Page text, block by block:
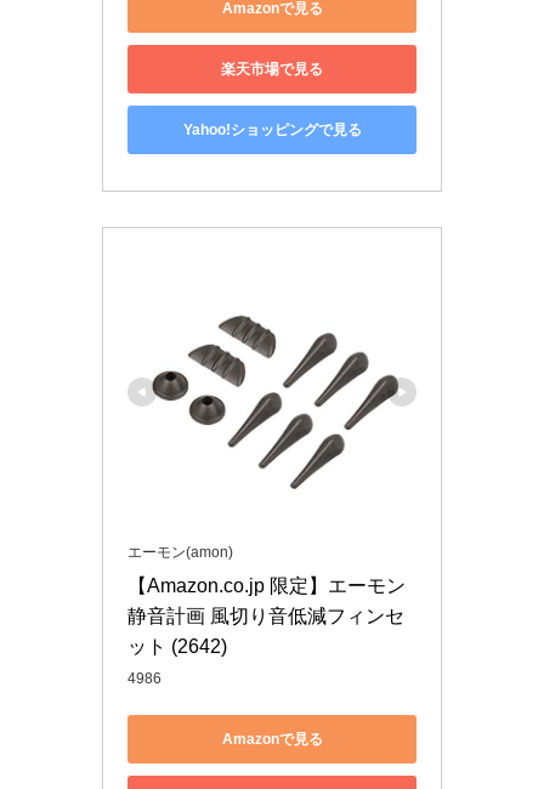
Amazonで見る
楽天市場で見る
Yahoo!ショッピングで見る
エーモン(amon)
【Amazon.co.jp 限定】エーモン
静音計画 風切り音低減フィンセ
ット (2642)
4986
Amazonで見る